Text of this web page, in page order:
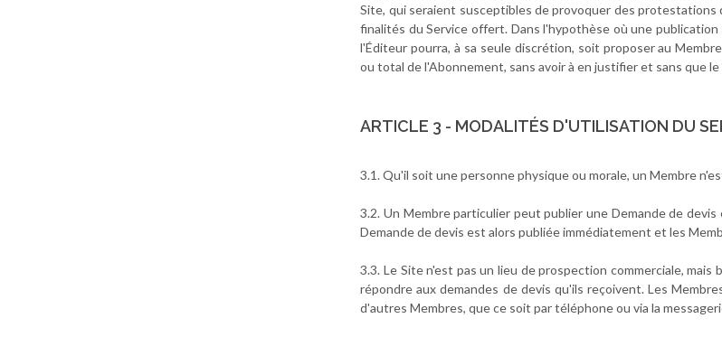
Site, qui seraient susceptibles de provoquer des protestations
finalités du Service offert. Dans l'hypothèse où une
l'Éditeur pourra, à sa seule discrétion, soit proposer au
ou total de l'Abonnement, sans avoir à en justifier et sans que
ARTICLE 3 - MODALITÉS D'UTILISATION DU
3.1. Qu'il soit une personne physique ou morale, un Membre
3.2. Un Membre particulier peut publier une Demande de
Demande de devis est alors publiée immédiatement et les
3.3. Le Site n'est pas un lieu de prospection commerciale,
répondre aux demandes de devis qu'ils reçoivent. Les
d'autres Membres, que ce soit par téléphone ou via la